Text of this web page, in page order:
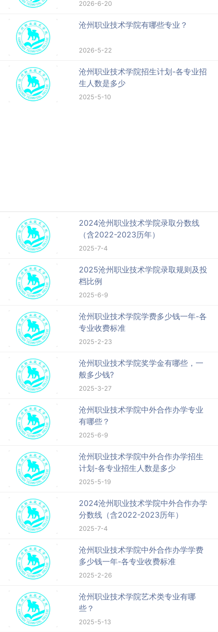
2026-6-20
沧州职业技术学院有哪些专业？
2026-5-22
沧州职业技术学院招生计划-各专业招
生人数是多少
2025-5-10
2024沧州职业技术学院录取分数线
（含2022-2023历年）
2025-7-4
2025沧州职业技术学院录取规则及投
档比例
2025-6-9
沧州职业技术学院学费多少钱一年-各
专业收费标准
2025-2-23
沧州职业技术学院奖学金有哪些，一
般多少钱?
2025-3-27
沧州职业技术学院中外合作办学专业
有哪些？
2025-6-9
沧州职业技术学院中外合作办学招生
计划-各专业招生人数是多少
2025-5-19
2024沧州职业技术学院中外合作办学
分数线（含2022-2023历年）
2025-7-4
沧州职业技术学院中外合作办学学费
多少钱一年-各专业收费标准
2025-2-26
沧州职业技术学院艺术类专业有哪
些？
2025-5-13